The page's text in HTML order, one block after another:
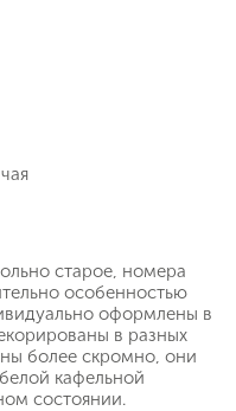
старое, номера
особенностью
оформлены в
в разных
более скромно, они
кафельной
состоянии.